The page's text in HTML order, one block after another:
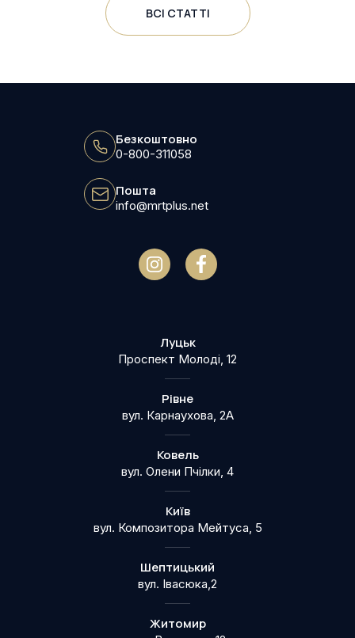
ВСІ СТАТТІ
Безкоштовно
0-800-311058
Пошта
info@mrtplus.net
Луцьк
Проспект Молоді, 12
Рівне
вул. Карнаухова, 2А
Ковель
вул. Олени Пчілки, 4
Київ
вул. Композитора Мейтуса, 5
Шептицький
вул. Івасюка,2
Житомир